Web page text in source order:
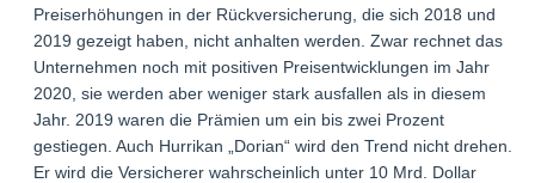
Preiserhöhungen in der Rückversicherung, die sich 2018 und
2019 gezeigt haben, nicht anhalten werden. Zwar rechnet das
Unternehmen noch mit positiven Preisentwicklungen im Jahr
2020, sie werden aber weniger stark ausfallen als in diesem
Jahr. 2019 waren die Prämien um ein bis zwei Prozent
gestiegen. Auch Hurrikan „Dorian“ wird den Trend nicht drehen.
Er wird die Versicherer wahrscheinlich unter 10 Mrd. Dollar